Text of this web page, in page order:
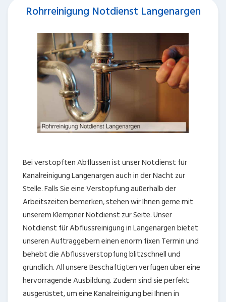
Rohrreinigung Notdienst Langenargen
Bei verstopften Abflüssen ist unser Notdienst für
Kanalreinigung Langenargen auch in der Nacht zur
Stelle. Falls Sie eine Verstopfung außerhalb der
Arbeitszeiten bemerken, stehen wir Ihnen gerne mit
unserem Klempner Notdienst zur Seite. Unser
Notdienst für Abflussreinigung in Langenargen bietet
unseren Auftraggebern einen enorm fixen Termin und
behebt die Abflussverstopfung blitzschnell und
gründlich. All unsere Beschäftigten verfügen über eine
hervorragende Ausbildung. Zudem sind sie perfekt
ausgerüstet, um eine Kanalreinigung bei Ihnen in